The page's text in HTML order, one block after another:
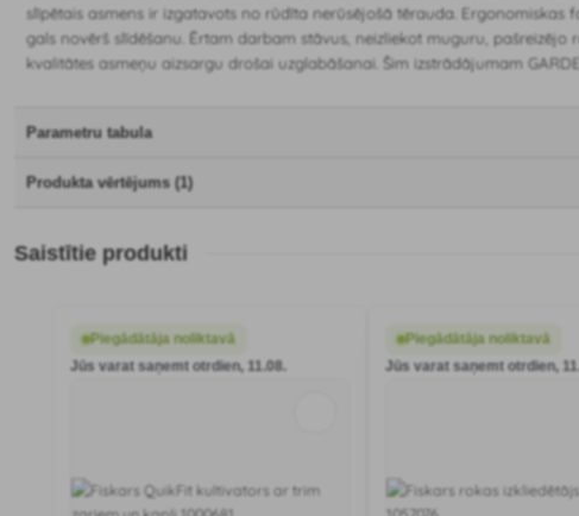
slīpētais asmens ir izgatavots no rūdīta nerūsējošā tērauda.
gals novērš slīdēšanu. Ērtam darbam stāvus, neizliekot muguru,
kvalitātes asmeņu aizsargu drošai uzglabāšanai. Šim izstrādājumam
Parametru tabula
Produkta vērtējums (1)
Saistītie produkti
Piegādātāja noliktavā
Jūs varat saņemt otrdien, 11.08.
Piegādātāja noliktavā
Jūs varat saņemt otrdien,